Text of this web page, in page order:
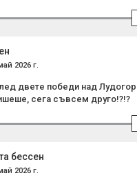
2026 г.
двете победи над
сега съвсем друго!?!?
бессен
2026 г.